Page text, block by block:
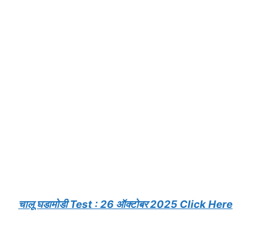
चालू घडामोडी Test : 26 ऑक्टोबर 2025 Click Here